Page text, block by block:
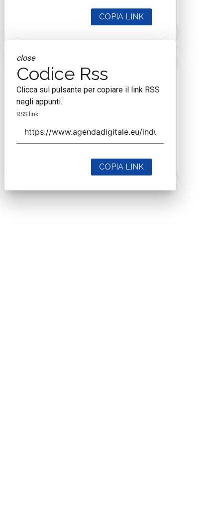
COPIA LINK
close
Codice Rss
Clicca sul pulsante per copiare il link RSS
negli appunti.
RSS link
COPIA LINK